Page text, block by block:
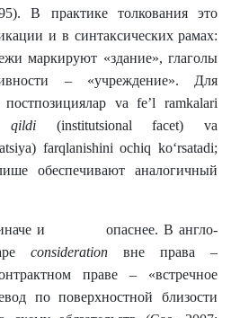
В практике толкования это
и в синтаксических рамах:
маркируют «здание», глаголы
– «учреждение». Для
постпозициялар va fe’l ramkalari
qildi(institutsional facet) va
farqlanishini ochiq ko‘rsatadi;
обеспечивают аналогичный
иначе и опаснее. В англо-
consideration вне права –
праве – «встречное
по поверхностной близости